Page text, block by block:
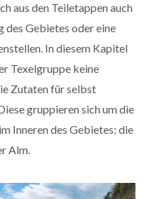
aus den Teiletappen auch
des Gebietes oder eine
In diesem Kapitel
Texelgruppe keine
Zutaten für selbst
gruppieren sich um die
Inneren des Gebietes: die
Alm.